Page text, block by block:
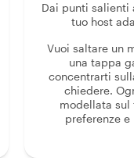
Dai punti salienti
tuo host
Vuoi saltare un
una tappa
concentrarti
chiedere.
modellata sul
preferenze